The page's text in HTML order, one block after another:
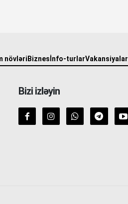
növləri Biznes İnfo-turlarVakansiyalar
Bizi izləyin